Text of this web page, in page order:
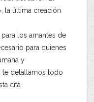
la última creación
los amantes de
para quienes
y
te detallamos todo
cita